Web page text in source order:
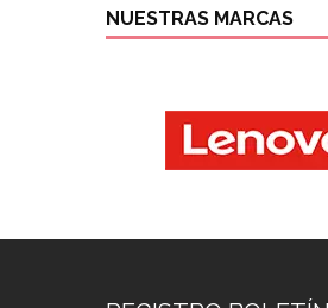
NUESTRAS MARCAS